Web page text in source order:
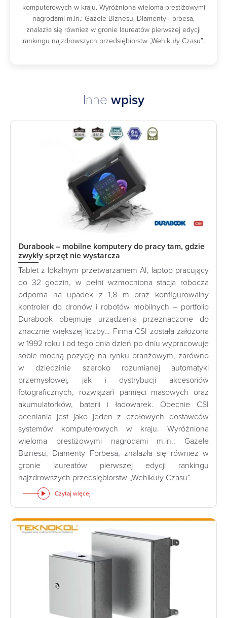
komputerowych w kraju. Wyróżniona wieloma prestiżowymi
nagrodami m.in.: Gazele Biznesu, Diamenty Forbesa,
znalazła się również w gronie laureatów pierwszej edycji
rankingu najzdrowszych przedsiębiorstw „Wehikuły Czasu”.
Inne wpisy
Durabook – mobilne komputery do pracy tam, gdzie
zwykły sprzęt nie wystarcza
Tablet z lokalnym przetwarzaniem AI, laptop pracujący
do 32 godzin, w pełni wzmocniona stacja robocza
odporna na upadek z 1,8 m oraz konfigurowalny
kontroler do dronów i robotów mobilnych – portfolio
Durabook obejmuje urządzenia przeznaczone do
znacznie większej liczby… Firma CSI została założona
w 1992 roku i od tego dnia dzień po dniu wypracowuje
sobie mocną pozycję na rynku branżowym, zarówno
w dziedzinie szeroko rozumianej automatyki
przemysłowej, jak i dystrybucji akcesoriów
fotograficznych, rozwiązań pamięci masowych oraz
akumulatorków, baterii i ładowarek. Obecnie CSI
oceniania jest jako jeden z czołowych dostawców
systemów komputerowych w kraju. Wyróżniona
wieloma prestiżowymi nagrodami m.in.: Gazele
Biznesu, Diamenty Forbesa, znalazła się również w
gronie laureatów pierwszej edycji rankingu
najzdrowszych przedsiębiorstw „Wehikuły Czasu”.
Czytaj więcej